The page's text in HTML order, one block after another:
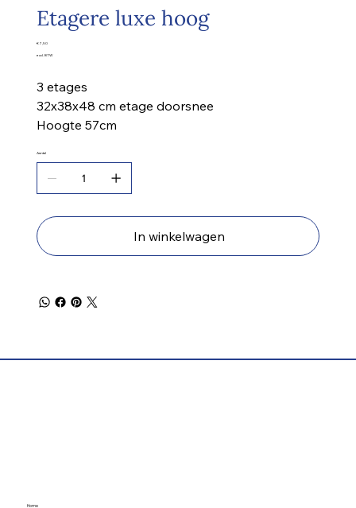
Etagere luxe hoog
Prijs
€ 7,50
excl. BTW
3 etages
32x38x48 cm etage doorsnee
Hoogte 57cm
Aantal
In winkelwagen
Home